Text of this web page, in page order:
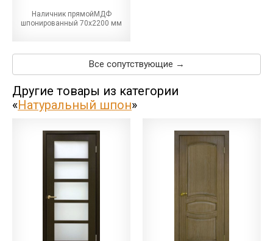
Наличник прямойМДФ
шпонированный 70х2200 мм
Все сопутствующие →
Другие товары из категории
«Натуральный шпон»